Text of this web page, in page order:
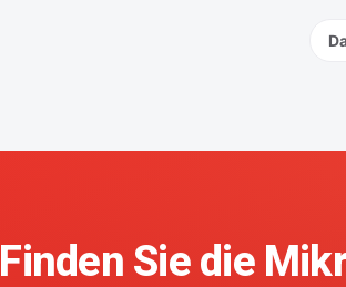
Finden Sie die